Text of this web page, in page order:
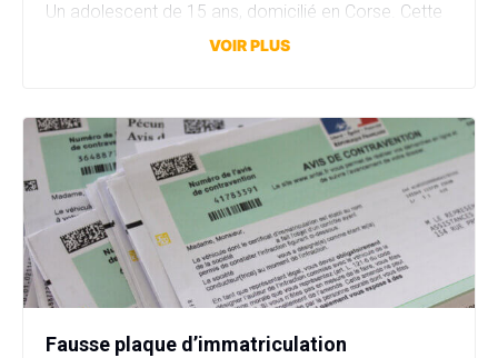
Un adolescent de 15 ans, domicilié en Corse. Cette
attaque a compromis plus de 11,7 millions comptes
VOIR PLUS
Fausse plaque d’immatriculation